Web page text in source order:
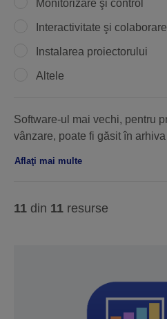
Monitorizare şi control
Interactivitate şi colaborare
Instalarea proiectorului
Altele
Software-ul mai vechi, pentru
vânzare, poate fi găsit în
Aflaţi mai multe
11 din 11 resurse